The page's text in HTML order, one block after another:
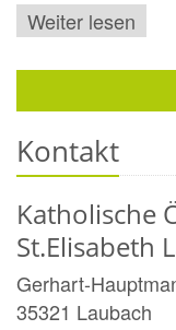
Weiter lesen
Kontakt
Katholische
St.Elisabeth
Gerhart-
35321 Laubach